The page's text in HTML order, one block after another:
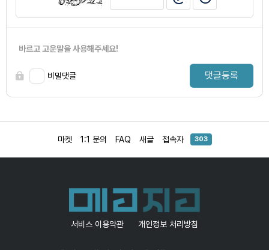
바르고 고운말을 사용해주세요!
비밀댓글 댓글등록
마켓 1:1 문의 FAQ 새글 접속자 303
서비스 이용약관 개인정보 처리방침